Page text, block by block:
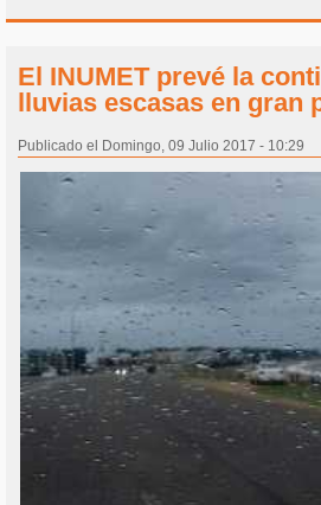
El INUMET prevé la
lluvias escasas en gran
Publicado el Domingo, 09 Julio 2017 - 10:29